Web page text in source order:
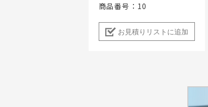
商品番号：10
お見積りリストに追加